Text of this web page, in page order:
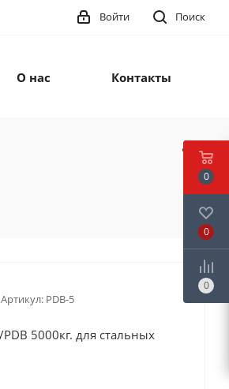
Поиск
Войти
О нас Контакты
Артикул: PDB-5
5000кг. для стальных
0
0
0